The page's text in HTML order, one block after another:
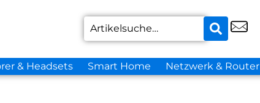
& Headsets Smart Home Netzwerk & Router